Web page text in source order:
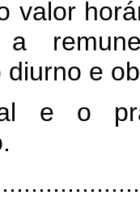
valor
a
diurno e
e o